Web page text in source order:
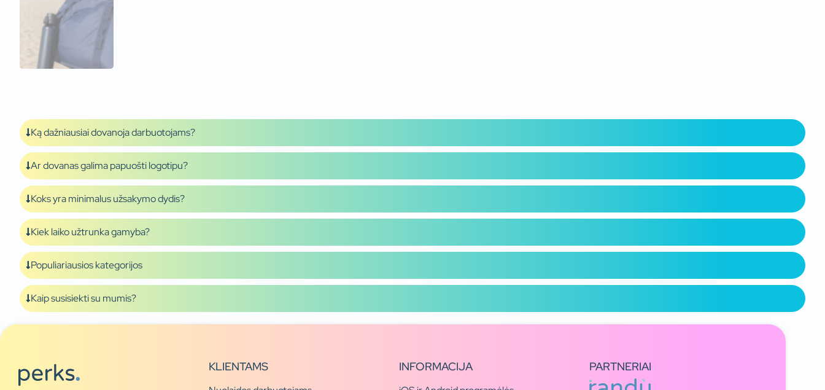
Ką dažniausiai dovanoja darbuotojams?
Ar dovanas galima papuošti logotipu?
Koks yra minimalus užsakymo dydis?
Kiek laiko užtrunka gamyba?
Populiariausios kategorijos
Kaip susisiekti su mumis?
KLIENTAMS INFORMACIJA PARTNERIAI